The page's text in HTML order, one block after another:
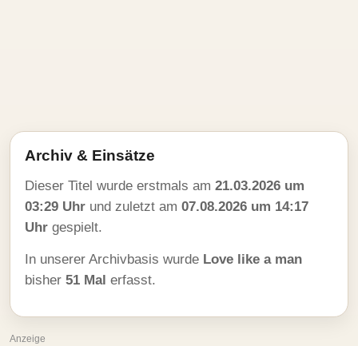
Archiv & Einsätze
Dieser Titel wurde erstmals am 21.03.2026 um
03:29 Uhr und zuletzt am 07.08.2026 um 14:17
Uhr gespielt.
In unserer Archivbasis wurde Love like a man
bisher 51 Mal erfasst.
Anzeige